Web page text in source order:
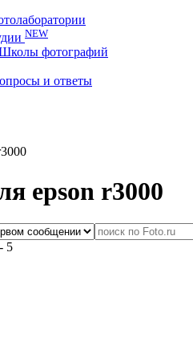
NEW
фотографий
и ответы
epson r3000
5